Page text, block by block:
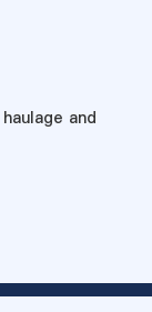
and